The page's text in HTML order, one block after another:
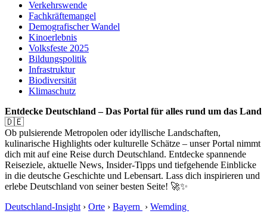
Verkehrswende
Fachkräftemangel
Demografischer Wandel
Kinoerlebnis
Volksfeste 2025
Bildungspolitik
Infrastruktur
Biodiversität
Klimaschutz
Entdecke Deutschland – Das Portal für alles rund um das Land
🇩🇪
Ob pulsierende Metropolen oder idyllische Landschaften,
kulinarische Highlights oder kulturelle Schätze – unser Portal nimmt
dich mit auf eine Reise durch Deutschland. Entdecke spannende
Reiseziele, aktuelle News, Insider-Tipps und tiefgehende Einblicke
in die deutsche Geschichte und Lebensart. Lass dich inspirieren und
erlebe Deutschland von seiner besten Seite! 🚀✨
Deutschland-Insight › Orte › Bayern › Wemding